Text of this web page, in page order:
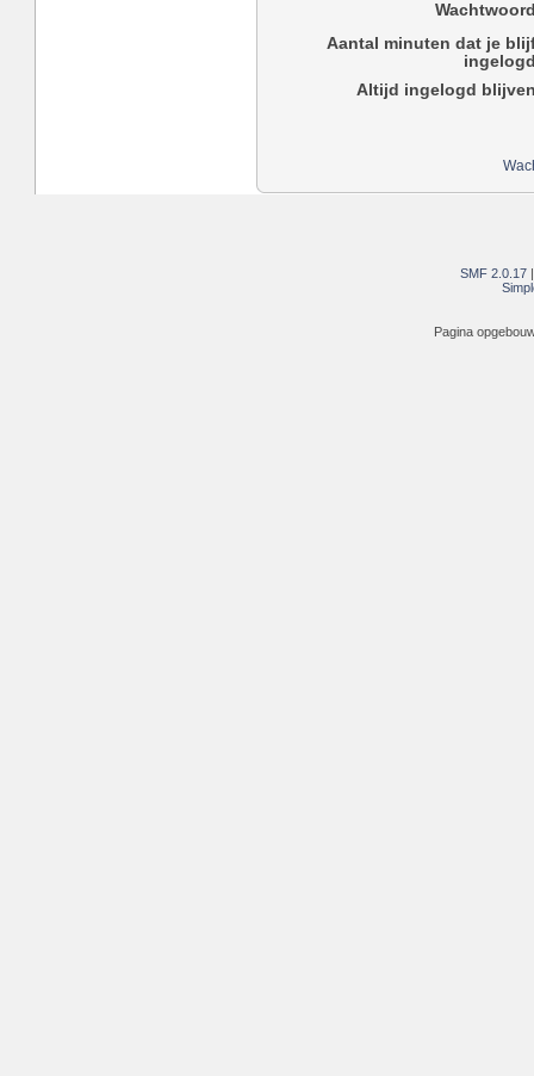
Aantal minuten dat je
Altijd ingelogd
SMF 2.0.17
Pagina